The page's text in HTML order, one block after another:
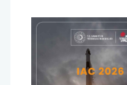
Mühendislik Fakültesi
Sağlık Bilimleri Fakültesi